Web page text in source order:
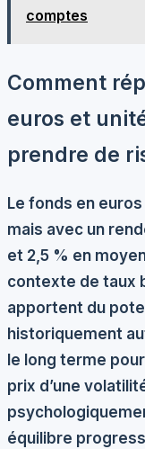
comptes
Comment
euros et
prendre de
Le fonds en
mais avec un
et 2,5 % en
contexte de taux
apportent du
historiquement
le long terme
prix d’une
équilibre